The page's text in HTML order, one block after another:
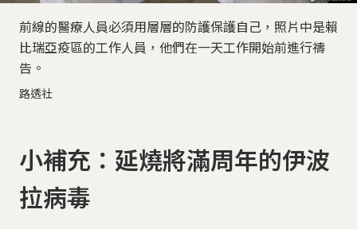
前線的醫療人員必須用層層的防護保護自己，照片中是賴
比瑞亞疫區的工作人員，他們在一天工作開始前進行禱
告。
路透社
小補充：延燒將滿周年的伊波
拉病毒